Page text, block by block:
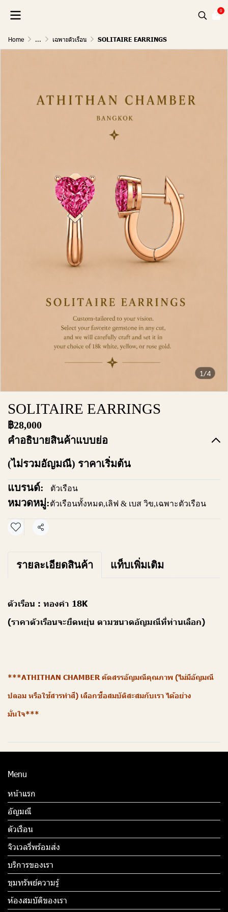
0
Home ... เฉพาะตัวเรือน SOLITAIRE EARRINGS
1/4
SOLITAIRE EARRINGS
฿28,000
คำอธิบายสินค้าแบบย่อ
(ไม่รวมอัญมณี) ราคาเริ่มต้น
แบรนด์: ตัวเรือน
หมวดหมู่:ตัวเรือนทั้งหมด,เลิฟ & เบส วิข,เฉพาะตัวเรือน
แชร์
รายละเอียดสินค้า แท็บเพิ่มเติม
ตัวเรือน : ทองคำ 18K
(ราคาตัวเรือนจะยืดหยุ่น ตามขนาดอัญมณีที่ท่านเลือก)
***ATHITHAN CHAMBER คัดสรรอัญมณีคุณภาพ (ไม่มีอัญมณี
ปลอม หรือใช้สารทำสี) เลือกซื้อสมบัติสะสมกับเรา ได้อย่าง
มั่นใจ***
Menu
หน้าแรก
อัญมณี
ตัวเรือน
จิวเวลรี่พร้อมส่ง
บริการของเรา
ขุมทรัพย์ความรู้
ห้องสมบัติของเรา